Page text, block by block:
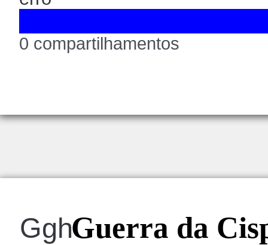
0 compartilhamentos
GghGuerra da